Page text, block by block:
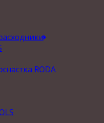
RODA